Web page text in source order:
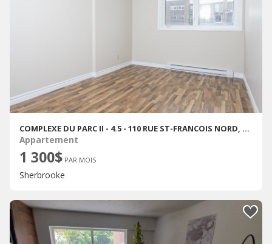
COMPLEXE DU PARC II - 4.5 - 110 RUE ST-FRANCOIS NORD, SHERBROOKE
Appartement
1 300$ PAR MOIS
Sherbrooke